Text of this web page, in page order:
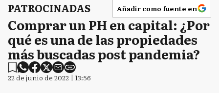
PATROCINADAS Añadir como fuente en
Comprar un PH en capital: ¿Por
qué es una de las propiedades
más buscadas post pandemia?
22 de junio de 2022 | 13:56